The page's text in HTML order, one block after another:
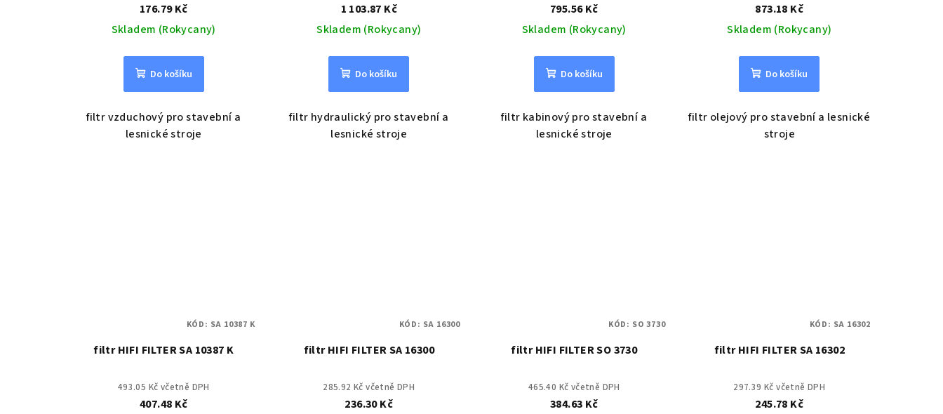
176.79 Kč
Skladem (Rokycany)
Do košíku
filtr vzduchový pro stavební a
lesnické stroje
1 103.87 Kč
Skladem (Rokycany)
Do košíku
filtr hydraulický pro stavební a
lesnické stroje
795.56 Kč
Skladem (Rokycany)
Do košíku
filtr kabinový pro stavební a
lesnické stroje
873.18 Kč
Skladem (Rokycany)
Do košíku
filtr olejový pro stavební a lesnické
stroje
filtr HIFI FILTER SA 10387 K
493.05 Kč včetně DPH
407.48 Kč
KÓD: SA 10387 K
filtr HIFI FILTER SA 16300
285.92 Kč včetně DPH
236.30 Kč
KÓD: SA 16300
filtr HIFI FILTER SO 3730
465.40 Kč včetně DPH
384.63 Kč
KÓD: SO 3730
filtr HIFI FILTER SA 16302
297.39 Kč včetně DPH
245.78 Kč
KÓD: SA 16302